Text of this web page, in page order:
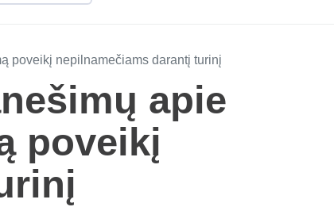
poveikį nepilnamečiams darantį turinį
apie
poveikį